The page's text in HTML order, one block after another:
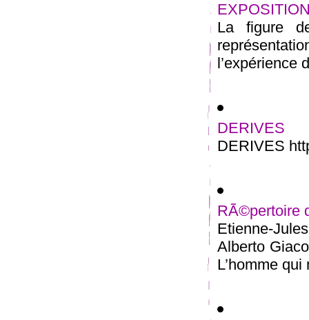
La figure
l’expérience
DERIVES
DERIVES
RÃ©pertoire
Etienne-
Alberto
L’homme